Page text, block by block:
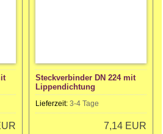
Steckverbinder DN 224 mit
Lippendichtung
Lieferzeit:3-4 Tage
7,14 EUR